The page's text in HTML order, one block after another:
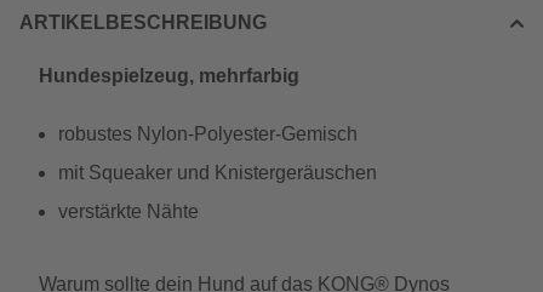
ARTIKELBESCHREIBUNG
Hundespielzeug, mehrfarbig
robustes Nylon-Polyester-Gemisch
mit Squeaker und Knistergeräuschen
verstärkte Nähte
Warum sollte dein Hund auf das KONG® Dynos